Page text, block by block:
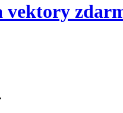
vektory